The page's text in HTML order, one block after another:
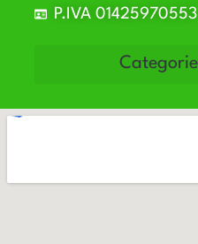
P.IVA 01425970553